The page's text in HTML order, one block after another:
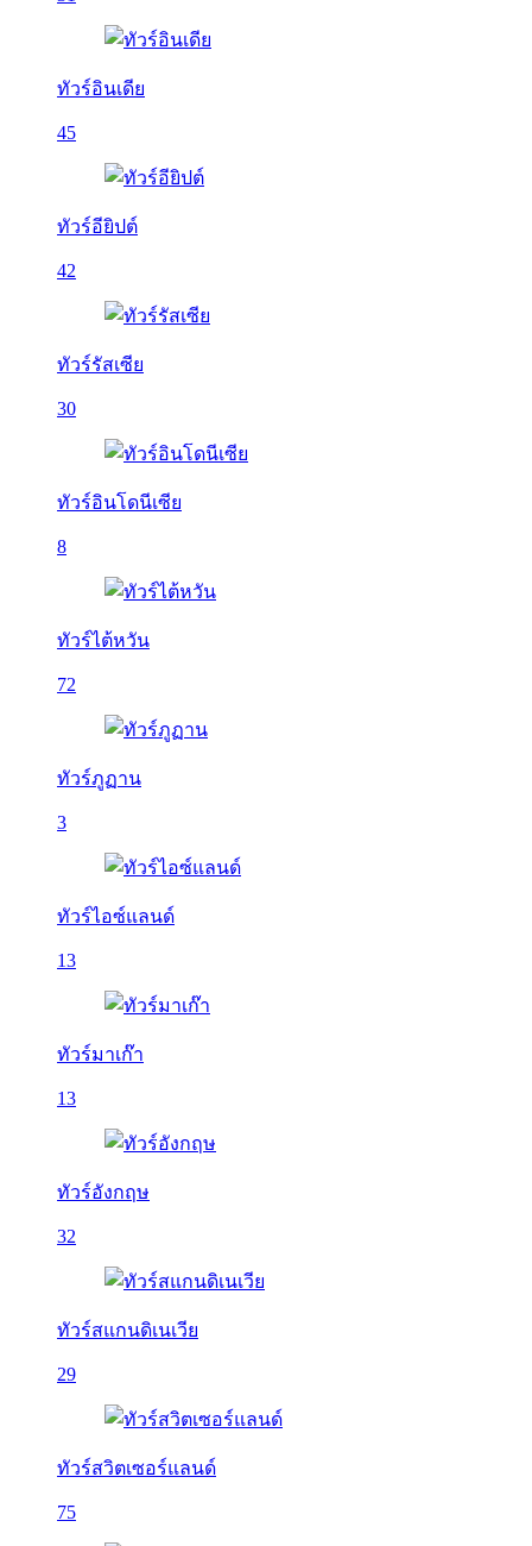
ทัวร์อินเดีย
45
ทัวร์อียิปต์
42
ทัวร์รัสเซีย
30
ทัวร์อินโดนีเซีย
8
ทัวร์ไต้หวัน
72
ทัวร์ภูฏาน
3
ทัวร์ไอซ์แลนด์
13
ทัวร์มาเก๊า
13
ทัวร์อังกฤษ
32
ทัวร์สแกนดิเนเวีย
29
ทัวร์สวิตเซอร์แลนด์
75